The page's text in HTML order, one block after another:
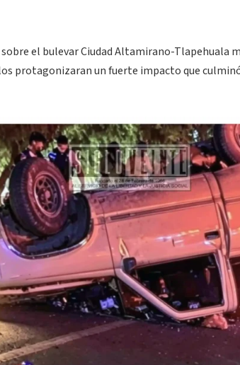
el bulevar Ciudad Altamirano-Tlapehuala
protagonizaran un fuerte impacto que